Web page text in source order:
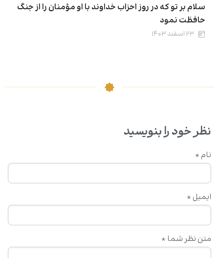
سلام بر تو که در روز احزاب خداوند با او مؤمنان را از جنگ
حافظت نمود
۲۳ اسفند ۱۴۰۳
نظر خود را بنویسید
متن نظر شما *
نام *
ایمیل *